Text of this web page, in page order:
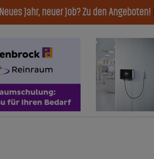
Neues Jahr, neuer Job? Zu den Angeboten!